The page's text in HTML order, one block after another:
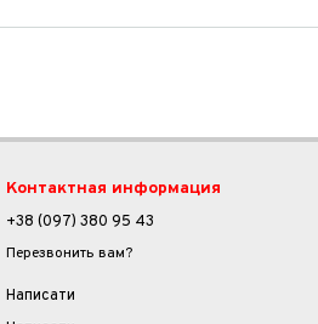
Контактная информация
+38 (097) 380 95 43
Перезвонить вам?
Написати